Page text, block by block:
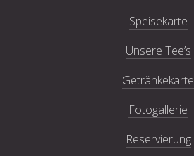
Speisekarte
Unsere Tee’s
Getränkekarte
Fotogallerie
Reservierung